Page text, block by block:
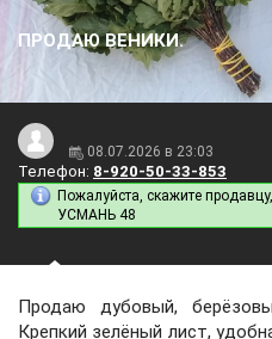
ПРОДАЮ ВЕНИКИ.
08.07.2026 в 23:03
Телефон: 8-920-50-33-853
Пожалуйста, скажите
УСМАНЬ 48
Продаю дубовый,
Крепкий зелёный лист,